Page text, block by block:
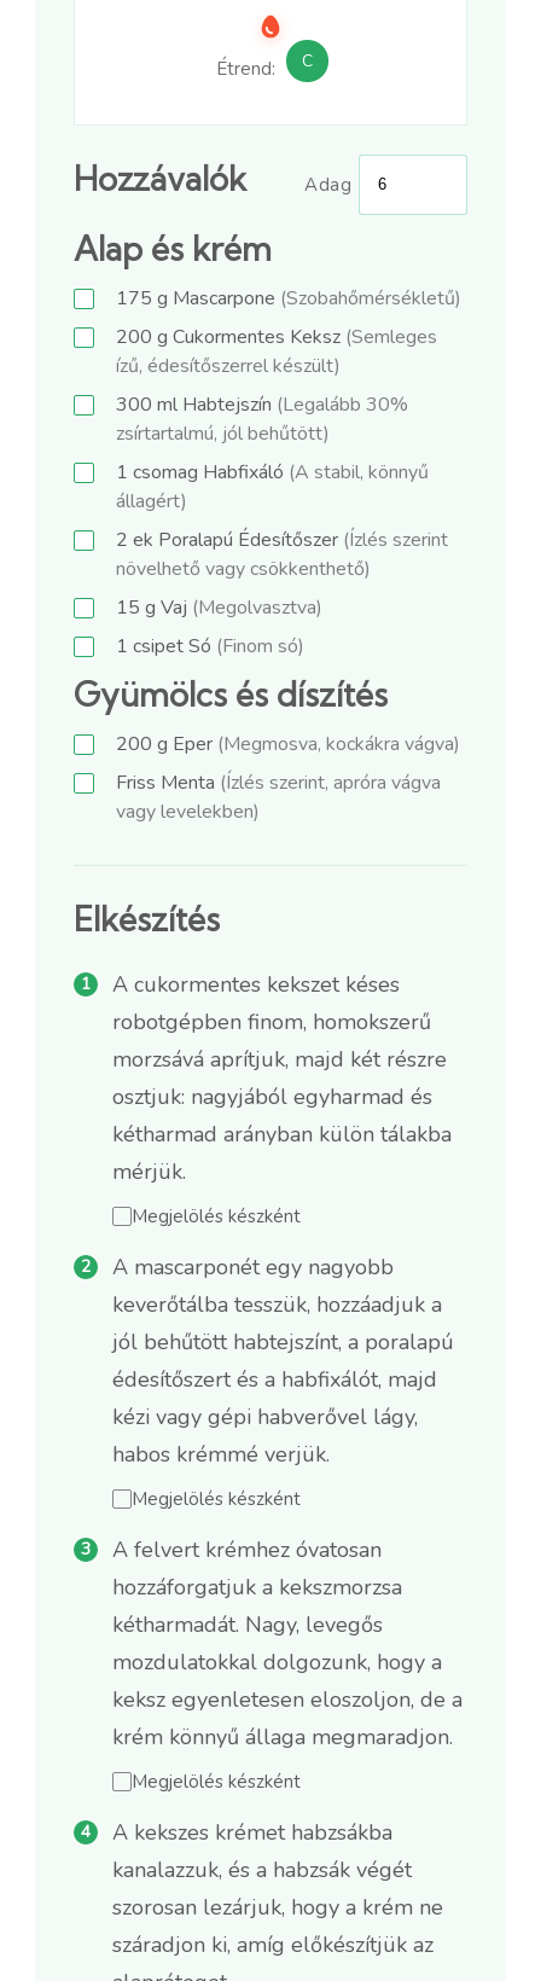
Étrend: C
Hozzávalók Adag
Alap és krém
175 g Mascarpone (Szobahőmérsékletű)
200 g Cukormentes Keksz (Semleges
ízű, édesítőszerrel készült)
300 ml Habtejszín (Legalább 30%
zsírtartalmú, jól behűtött)
1 csomag Habfixáló (A stabil, könnyű
állagért)
2 ek Poralapú Édesítőszer (Ízlés szerint
növelhető vagy csökkenthető)
15 g Vaj (Megolvasztva)
1 csipetSó (Finom só)
Gyümölcs és díszítés
200 g Eper (Megmosva, kockákra vágva)
Friss Menta (Ízlés szerint, apróra vágva
vagy levelekben)
Elkészítés
A cukormentes kekszet késes
robotgépben finom, homokszerű
morzsává aprítjuk, majd két részre
osztjuk: nagyjából egyharmad és
kétharmad arányban külön tálakba
mérjük.
Megjelölés készként
A mascarponét egy nagyobb
keverőtálba tesszük, hozzáadjuk a
jól behűtött habtejszínt, a poralapú
édesítőszert és a habfixálót, majd
kézi vagy gépi habverővel lágy,
habos krémmé verjük.
Megjelölés készként
A felvert krémhez óvatosan
hozzáforgatjuk a kekszmorzsa
kétharmadát. Nagy, levegős
mozdulatokkal dolgozunk, hogy a
keksz egyenletesen eloszoljon, de a
krém könnyű állaga megmaradjon.
Megjelölés készként
A kekszes krémet habzsákba
kanalazzuk, és a habzsák végét
szorosan lezárjuk, hogy a krém ne
száradjon ki, amíg előkészítjük az